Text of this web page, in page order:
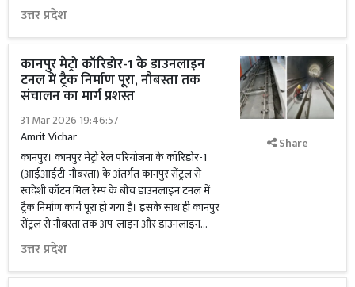
उत्तर प्रदेश
कानपुर मेट्रो कॉरिडोर-1 के डाउनलाइन
टनल में ट्रैक निर्माण पूरा, नौबस्ता तक
संचालन का मार्ग प्रशस्त
31 Mar 2026 19:46:57
Amrit Vichar
कानपुर। कानपुर मेट्रो रेल परियोजना के कॉरिडोर-1
(आईआईटी-नौबस्ता) के अंतर्गत कानपुर सेंट्रल से
स्वदेशी कॉटन मिल रैम्प के बीच डाउनलाइन टनल में
ट्रैक निर्माण कार्य पूरा हो गया है। इसके साथ ही कानपुर
सेंट्रल से नौबस्ता तक अप-लाइन और डाउनलाइन...
उत्तर प्रदेश
Share